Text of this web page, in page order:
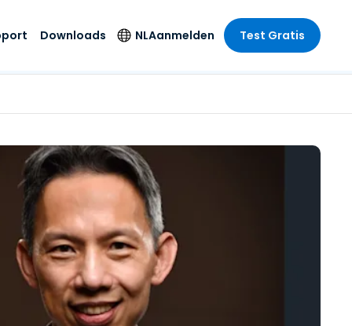
en
On-
Endpointdetectie en
-respons
Foxpass Wifi Access
& Control
Zero Trust Secure
Workspace
Shield (Anti-
oplichting)
& Publieke
& Design
& Accounting
bedrijfstakken
Downloads NL
Deutsch
Español
Français
Italiano
Nederlands
Português
简体中文
Aanmelden Test Gratis